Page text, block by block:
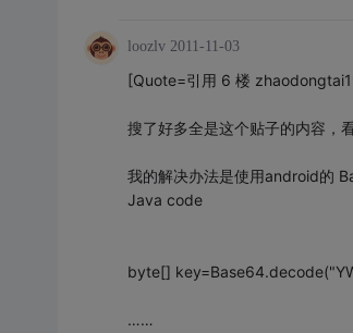
loozlv 2011-11-03
[Quote=引用 6 楼
搜了好多全是这个贴子的内容，
我的解决办法是使用android的
Java code
byte[]
……